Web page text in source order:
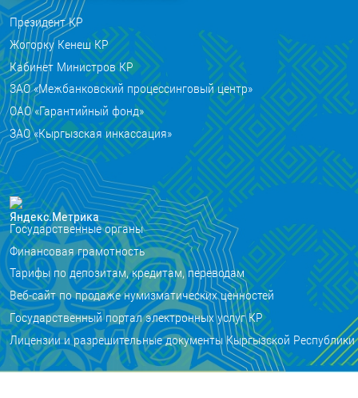
Президент КР
Жогорку Кенеш КР
Кабинет Министров КР
ЗАО «Межбанковский процессинговый центр»
ОАО «Гарантийный фонд»
ЗАО «Кыргызская инкассация»
Государственные органы
Финансовая грамотность
Тарифы по депозитам, кредитам, переводам
Веб-сайт по продаже нумизматических ценностей
Государственный портал электронных услуг КР
Лицензии и разрешительные документы Кыргызской Республики